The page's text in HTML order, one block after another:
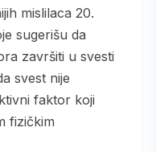
mislilaca 20.
sugerišu da
završiti u svesti
svest nije
faktor koji
fizičkim